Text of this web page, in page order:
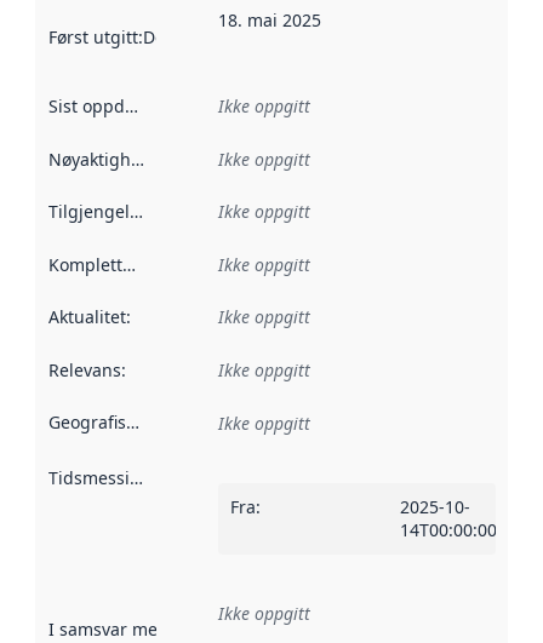
Først utgitt:Denne datoen sier når dataene i dette
18. mai 2025
Sist oppdatert Ikke oppgitt
Nøyaktighet Ikke oppgitt
Tilgjengelighet Ikke oppgitt
Kompletthet Ikke oppgitt
Aktualitet: Ikke oppgitt
Relevans: Ikke oppgitt
Geografisk avgrensning :
Ikke oppgitt
Tidsmessig avgrensning
Fra:
2025-10-
14T00:00:00Z
I samsvar med Referanse til en implementasjonsregel
Ikke oppgitt